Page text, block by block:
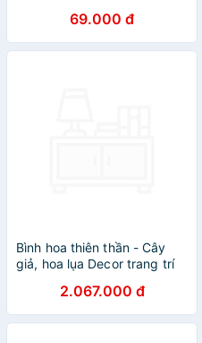
cấp AZ-4069.000 đ
Bình hoa thiên thần - Cây
giả, hoa lụa Decor trang trí
2.067.000 đ